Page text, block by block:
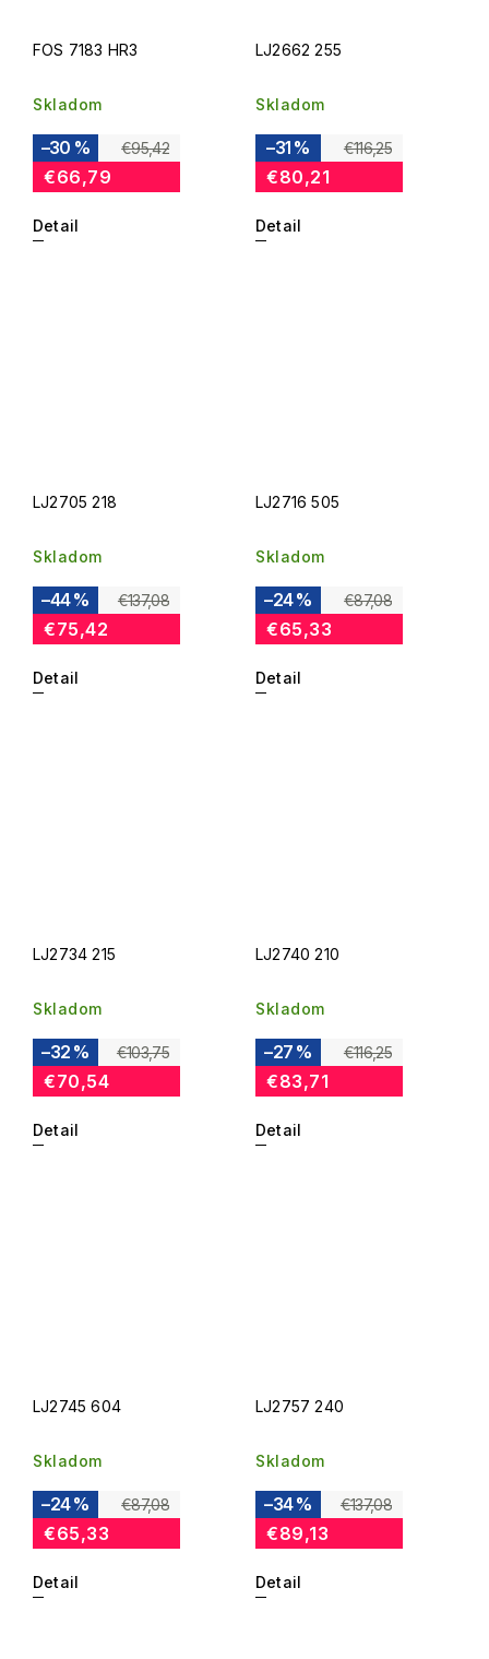
FOS 7183 HR3
Skladom
€95,42
–30 %
€66,79
Detail
LJ2662 255
Skladom
€116,25
–31 %
€80,21
Detail
LJ2705 218
Skladom
€137,08
–44 %
€75,42
Detail
LJ2716 505
Skladom
€87,08
–24 %
€65,33
Detail
LJ2734 215
Skladom
€103,75
–32 %
€70,54
Detail
LJ2740 210
Skladom
€116,25
–27 %
€83,71
Detail
LJ2745 604
Skladom
€87,08
–24 %
€65,33
Detail
LJ2757 240
Skladom
€137,08
–34 %
€89,13
Detail